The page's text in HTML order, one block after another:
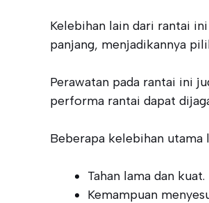
Kelebihan lain dari rantai
panjang, menjadikannya
Perawatan pada rantai ini
performa rantai dapat
Beberapa kelebihan utama
Tahan lama dan kuat.
Kemampuan